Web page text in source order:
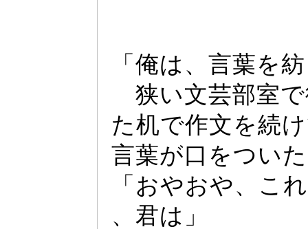
「俺は、言葉を
狭い文芸部室で
た机で作文を続
言葉が口をつい
「おやおや、こ
、君は」